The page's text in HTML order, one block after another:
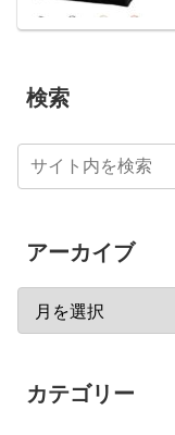
検索
アーカイブ
カテゴリー